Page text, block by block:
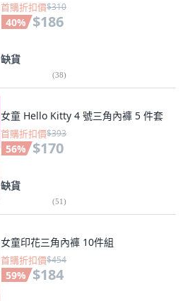
首購折扣價$310
40% $186
缺貨
(38)
女童 Hello Kitty 4 號三角內褲 5 件套
首購折扣價$393
56% $170
缺貨
(51)
女童印花三角內褲 10件組
首購折扣價$454
59% $184